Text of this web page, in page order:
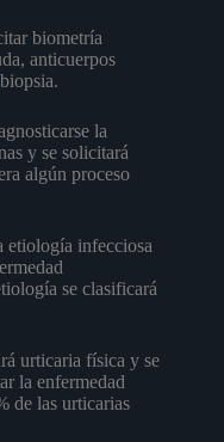
biometría
anticuerpos
la
y se solicitará
algún proceso
etiología infecciosa
se clasificará
urticaria física y se
la enfermedad
de las urticarias